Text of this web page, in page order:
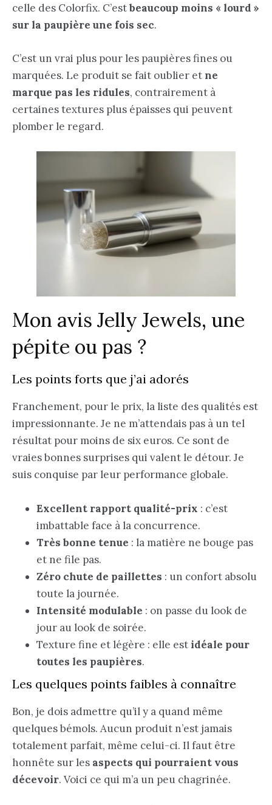
celle des Colorfix. C’estbeaucoup moins « lourd »
sur la paupière une fois sec.
C’est un vrai plus pour les paupières fines ou
marquées. Le produit se fait oublier et ne
marque pas les ridules, contrairement à
certaines textures plus épaisses qui peuvent
plomber le regard.
Mon avis Jelly Jewels, une
pépite ou pas ?
Les points forts que j’ai adorés
Franchement, pour le prix, la liste des qualités est
impressionnante. Je ne m’attendais pas à un tel
résultat pour moins de six euros. Ce sont de
vraies bonnes surprises qui valent le détour. Je
suis conquise par leur performance globale.
Excellent rapport qualité-prix : c’est
imbattable face à la concurrence.
Très bonne tenue : la matière ne bouge pas
et ne file pas.
Zéro chute de paillettes : un confort absolu
toute la journée.
Intensité modulable : on passe du look de
jour au look de soirée.
Texture fine et légère : elle est idéale pour
toutes les paupières.
Les quelques points faibles à connaître
Bon, je dois admettre qu’il y a quand même
quelques bémols. Aucun produit n’est jamais
totalement parfait, même celui-ci. Il faut être
honnête sur les aspects qui pourraient vous
décevoir. Voici ce qui m’a un peu chagrinée.